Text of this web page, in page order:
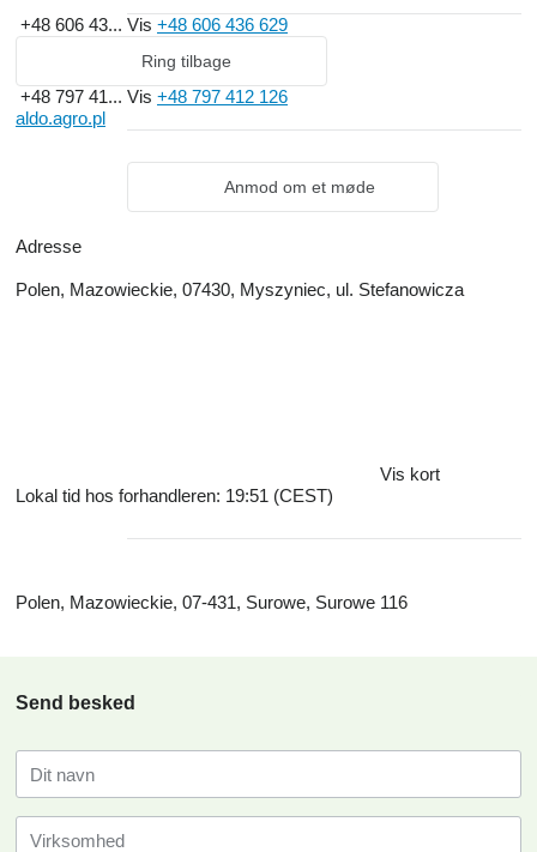
+48 606 43... Vis +48 606 436 629
Ring tilbage
+48 797 41... Vis +48 797 412 126
aldo.agro.pl
Anmod om et møde
Adresse
Polen, Mazowieckie, 07430, Myszyniec, ul. Stefanowicza
Vis kort
Lokal tid hos forhandleren: 19:51 (CEST)
Polen, Mazowieckie, 07-431, Surowe, Surowe 116
Send besked